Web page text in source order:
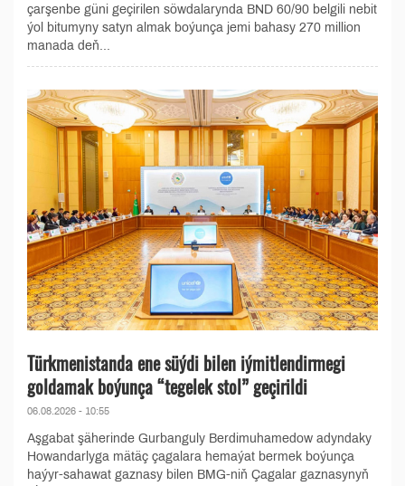
çarşenbe güni geçirilen söwdalarynda BND 60/90 belgili nebit
ýol bitumyny satyn almak boýunça jemi bahasy 270 million
manada deň...
Türkmenistanda ene süýdi bilen iýmitlendirmegi
goldamak boýunça “tegelek stol” geçirildi
06.08.2026 - 10:55
Aşgabat şäherinde Gurbanguly Berdimuhamedow adyndaky
Howandarlyga mätäç çagalara hemaýat bermek boýunça
haýyr-sahawat gaznasy bilen BMG-niň Çagalar gaznasynyň